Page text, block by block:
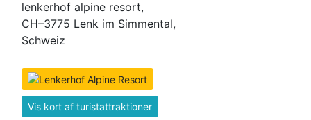
lenkerhof alpine resort,
CH–3775 Lenk im Simmental,
Schweiz
Vis kort af turistattraktioner